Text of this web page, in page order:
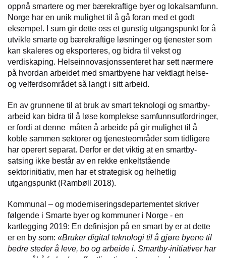
oppnå smartere og mer bærekraftige byer og lokalsamfunn.
Norge har en unik mulighet til å gå foran med et godt
eksempel. I sum gir dette oss et gunstig utgangspunkt for å
utvikle smarte og bærekraftige løsninger og tjenester som
kan skaleres og eksporteres, og bidra til vekst og
verdiskaping. Helseinnovasjonssenteret har sett nærmere
på hvordan arbeidet med smartbyene har vektlagt helse-
og velferdsområdet så langt i sitt arbeid.
En av grunnene til at bruk av smart teknologi og smartby-
arbeid kan bidra til å løse komplekse samfunnsutfordringer,
er fordi at denne måten å arbeide på gir mulighet til å
koble sammen sektorer og tjenesteområder som tidligere
har operert separat. Derfor er det viktig at en smartby-
satsing ikke består av en rekke enkeltstående
sektorinitiativ, men har et strategisk og helhetlig
utgangspunkt (Rambøll 2018).
Kommunal – og moderniseringsdepartementet skriver
følgende i Smarte byer og kommuner i Norge - en
kartlegging 2019: En definisjon på en smart by er at dette
er en by som: «Bruker digital teknologi til å gjøre byene til
bedre steder å leve, bo og arbeide i. Smartby-initiativer har